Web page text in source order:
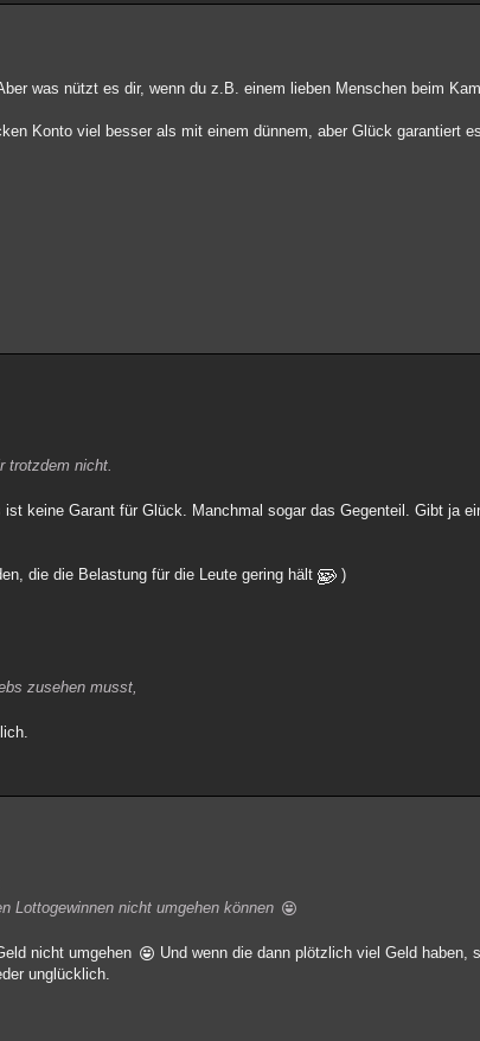
was nützt es dir, wenn du z.B. einem lieben Menschen beim
Konto viel besser als mit einem dünnem, aber Glück garantiert
trotzdem nicht.
keine Garant für Glück. Manchmal sogar das Gegenteil. Gibt ja
die die Belastung für die Leute gering hält )
zusehen musst,
Lottogewinnen nicht umgehen können
nicht umgehen
Und wenn die dann plötzlich viel Geld haben,
unglücklich.